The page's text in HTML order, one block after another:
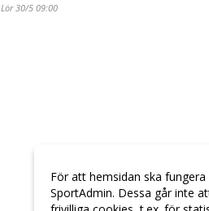
Lör 30/5 09:00
För att hemsidan ska
SportAdmin. Dessa går inte